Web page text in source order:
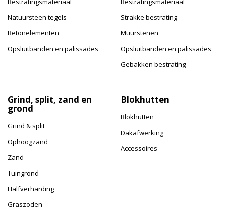
Natuursteen tegels
Betonelementen
Opsluitbanden en palissades
Strakke bestrating
Muurstenen
Opsluitbanden en palissades
Gebakken bestrating
Grind, split, zand en
grond
Grind & split
Ophoogzand
Zand
Tuingrond
Halfverharding
Graszoden
Blokhutten
Blokhutten
Dakafwerking
Accessoires